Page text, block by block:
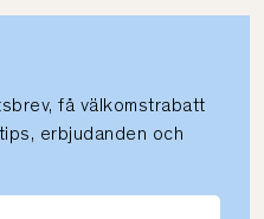
få välkomstrabatt
erbjudanden och